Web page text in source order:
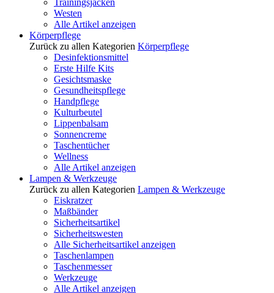
Trainingsjacken
Westen
Alle Artikel anzeigen
Körperpflege
Zurück zu allen Kategorien Körperpflege
Desinfektionsmittel
Erste Hilfe Kits
Gesichtsmaske
Gesundheitspflege
Handpflege
Kulturbeutel
Lippenbalsam
Sonnencreme
Taschentücher
Wellness
Alle Artikel anzeigen
Lampen & Werkzeuge
Zurück zu allen Kategorien Lampen & Werkzeuge
Eiskratzer
Maßbänder
Sicherheitsartikel
Sicherheitswesten
Alle Sicherheitsartikel anzeigen
Taschenlampen
Taschenmesser
Werkzeuge
Alle Artikel anzeigen